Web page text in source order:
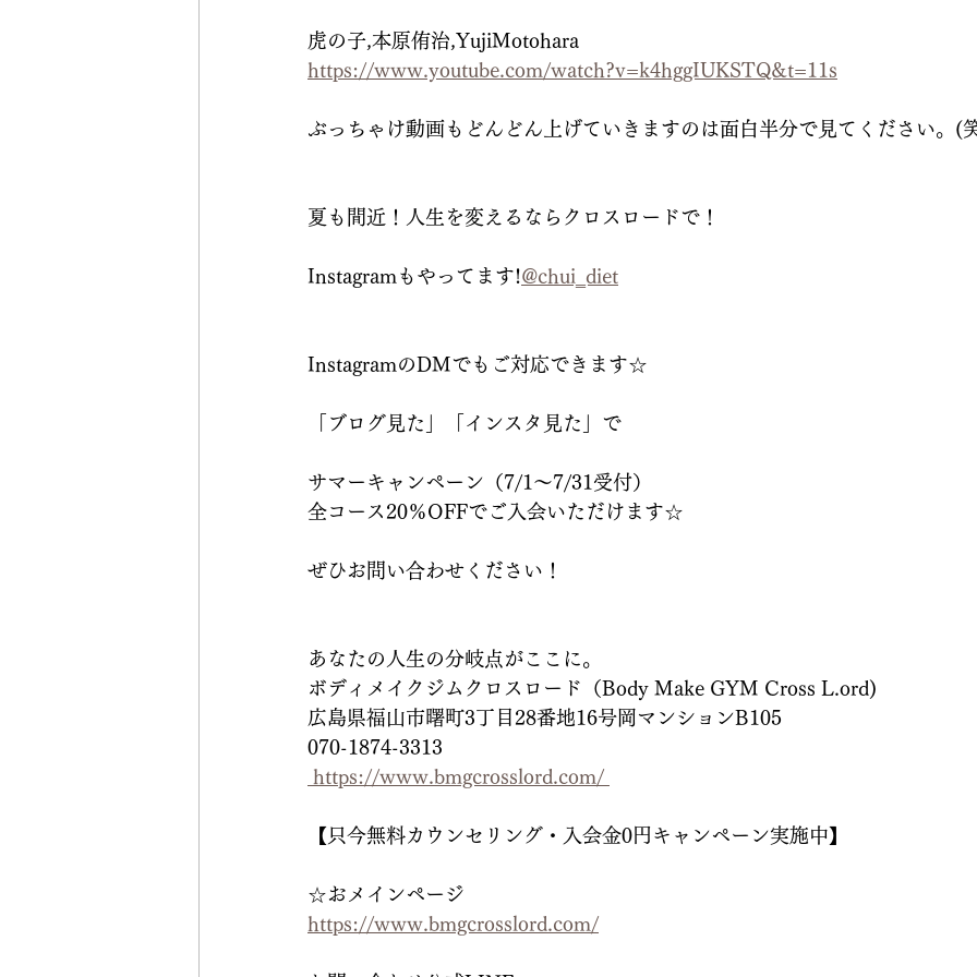
虎の子,本原侑治,YujiMotohara
https://www.youtube.com/watch?v=k4hggIUKSTQ&t=11s
ぶっちゃけ動画もどんどん上げていきますのは面白半分で見てください。(
夏も間近！人生を変えるならクロスロードで！
Instagramもやってます!@chui‗diet
InstagramのDMでもご対応できます☆
「ブログ見た」「インスタ見た」で
サマーキャンペーン（7/1～7/31受付）
全コース20％OFFでご入会いただけます☆
ぜひお問い合わせください！
あなたの人生の分岐点がここに。
ボディメイクジムクロスロード（Body Make GYM Cross L.ord)
広島県福山市曙町3丁目28番地16号岡マンションB105
070-1874-3313
https://www.bmgcrosslord.com/
【只今無料カウンセリング・入会金0円キャンペーン実施中】
☆おメインページ
https://www.bmgcrosslord.com/